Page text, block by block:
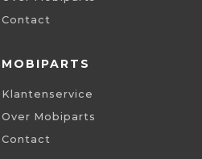
Contact
MOBIPARTS
Klantenservice
Over Mobiparts
Contact